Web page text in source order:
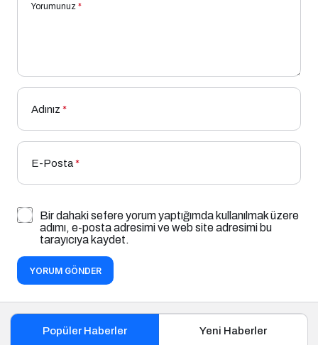
Yorumunuz *
Adınız *
E-Posta*
Bir dahaki sefere yorum yaptığımda kullanılmak üzere
adımı, e-posta adresimi ve web site adresimi bu
tarayıcıya kaydet.
YORUM GÖNDER
Popüler Haberler Yeni Haberler